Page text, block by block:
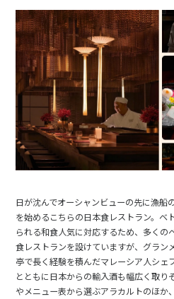
日が沈んでオーシャンビューの先に漁船
を始めるこちらの日本食レストラン。ベ
られる和食人気に対応するため、多くの
食レストランを設けていますが、グラン
亭で長く経験を積んだマレーシア人シェ
とともに日本からの輸入酒も幅広く取り
やメニュー表から選ぶアラカルトのほ